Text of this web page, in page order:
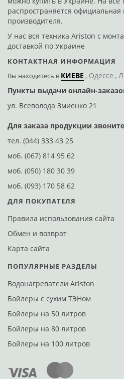
распространяется официальная
производителя.
У нас вся техника Ariston с
доставкой по Украине
КОНТАКТНАЯ ИНФОРМАЦИЯ
Вы находитесь в КИЕВЕ Одессе
Пункты выдачи онлайн-
ул. Всеволода Змиенко 21
Для заказа продукции
тел. (044) 333 43 25
моб. (067) 814 95 62
моб. (050) 180 30 39
моб. (093) 170 58 62
ДЛЯ ПОКУПАТЕЛЯ
Правила использования сайта
Обмен и возврат
Карта сайта
ПОПУЛЯРНЫЕ РАЗДЕЛЫ
Водонагреватели Ariston
Бойлеры с сухим ТЭНом
Бойлеры на 50 литров
Бойлеры на 80 литров
Бойлеры на 100 литров